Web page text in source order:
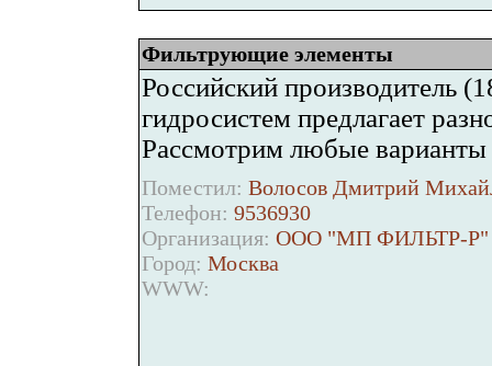
Фильтрующие элементы
Российский производитель
гидросистем предлагает
Рассмотрим любые варианты
Поместил: Волосов Дмитрий
Телефон: 9536930
Организация: ООО "МП ФИЛЬТР-Р"
Город: Москва
WWW: